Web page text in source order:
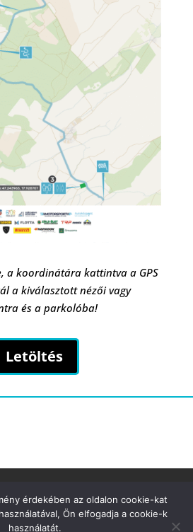
a koordinátára kattintva a GPS
a kiválasztott nézői vagy
és a parkolóba!
Letöltés
érdekében az oldalon cookie-kat
Ön elfogadja a cookie-k
használatát.